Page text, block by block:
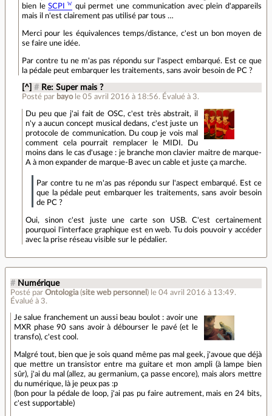
bien leSCPI
qui permet une communication avec plein d'appareils
mais il n'est clairement pas utilisé par tous …
Merci pour les équivalences temps/distance, c'est un bon moyen de
se faire une idée.
Par contre tu ne m'as pas répondu sur l'aspect embarqué. Est ce que
la pédale peut embarquer les traitements, sans avoir besoin de PC ?
[^] # Re: Super mais ?
Posté par bayo le 05 avril 2016 à 18:56. Évalué à 3.
Du peu que j'ai fait de OSC, c'est très abstrait, il
n'y a aucun concept musical dedans, c'est juste un
protocole de communication. Du coup je vois mal
comment cela pourrait remplacer le MIDI. Du
moins dans le cas d'usage : je branche mon clavier maitre de marque-
A à mon expander de marque-B avec un cable et juste ça marche.
Par contre tu ne m'as pas répondu sur l'aspect embarqué. Est ce
que la pédale peut embarquer les traitements, sans avoir besoin
de PC ?
Oui, sinon c'est juste une carte son USB. C'est certainement
pourquoi l'interface graphique est en web. Tu dois pouvoir y accéder
avec la prise réseau visible sur le pédalier.
# Numérique
Posté par Ontologia (site web personnel ) le 04 avril 2016 à 13:49.
Évalué à 3.
Je salue franchement un aussi beau boulot : avoir une
MXR phase 90 sans avoir à débourser le pavé (et le
transfo), c'est cool.
Malgré tout, bien que je sois quand même pas mal geek, j'avoue que déjà
que mettre un transistor entre ma guitare et mon ampli (à lampe bien
sûr), j'ai du mal (allez, au germanium, ça passe encore), mais alors mettre
du numérique, là je peux pas :p
(bon pour la pédale de loop, j'ai pas pu faire autrement, mais en 24 bits,
c'est supportable)